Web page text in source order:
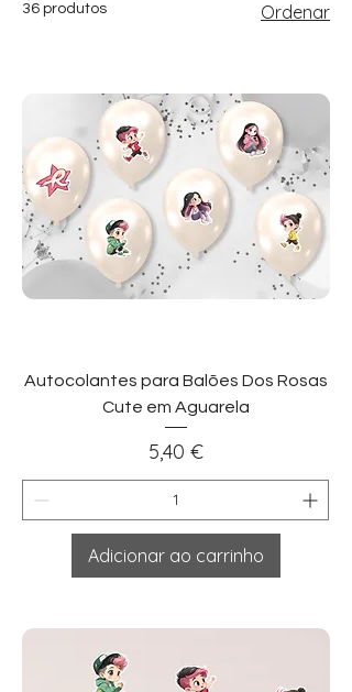
36 produtos Ordenar
Autocolantes para Balões Dos Rosas
Cute em Aguarela
Preço
5,40 €
Adicionar ao carrinho